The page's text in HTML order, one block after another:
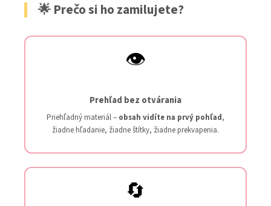
🌟 Prečo si ho zamilujete?
👁️
Prehľad bez otvárania
Priehľadný materiál – obsah vidíte na prvý pohľad,
žiadne hľadanie, žiadne štítky, žiadne prekvapenia.
🔄